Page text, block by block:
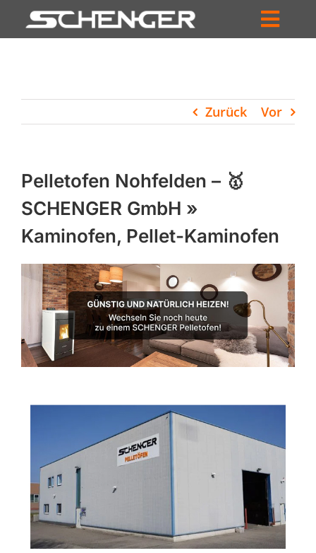
Inhalt
HÄNDLERSUCHE
UNTERNEHMEN
PROFIL
WARENKORB
PRODUCTS
SEARCH
Zurück Vor
Pelletofen Nohfelden – 🥇
SCHENGER GmbH »
Kaminofen, Pellet-Kaminofen